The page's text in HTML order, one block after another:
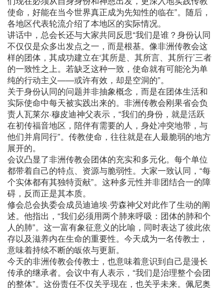
使命，好能在当今世界真正成为先知性的临在”。随后，
各地区代表轮流介绍了本地区的实际情况。
讲话中，总会长还与大家共同反思“我们是谁？身份认同
不仅仅是众多出发点之一，而是根基。像非洲传教会这
样的团体，其成功建立在‘其所是、其所言、其所行’三者
的一致性之上。若缺乏这种一致，使命就有可能沦为单
纯的行动主义——或许有效，却是空洞的”。
关于身份认同的问题并非抽象概念，而是在团体生活和
实际使命中每天被实践出来的。非洲传教会刚果省会负
责人瓦莱尔·穆皮迪神父表示，“我们的身份，就是活跃
在初传福音地区，陪伴有需要的人，身处冲突地带，与
他们并肩同行”。传教使命，往往就是在人最脆弱的地方
展开的。
会议凸显了非洲传教会团体的充实和多元化。每个单位
都带着自己的特点、资源与脆弱性。大家一致认同，“每
个实体都有其独特贡献”。这种多元性并非团结合一的障
碍，反而正是其本质。
修会总会执委会成员迪迪埃·劳森神父对此作了生动的阐
述。他指出，“我们必须用两个肺来呼吸：团体的肺和个
人的肺”。这一富有象征意义的比喻，同时表达了彼此依
存以及滋养内在生命的重要性。今天成为一名传教士，
意味着持续不断的皈依与更新。
今天的非洲传教会传教士，也意味着意识到自己是漫长
传承的继承者。会议中有人表示，“我们是治理整个会团
的整体”。这份责任不仅关乎现在，也关乎未来。佩尼奥